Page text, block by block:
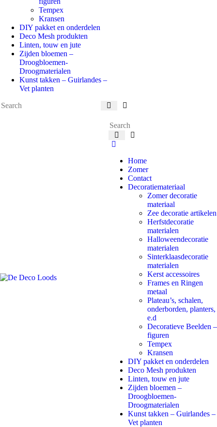
Tempex
Kransen
DIY pakket en onderdelen
Deco Mesh produkten
Linten, touw en jute
Zijden bloemen –
Droogbloemen-
Droogmaterialen
Kunst takken – Guirlandes –
Vet planten
Home
Zomer
Contact
Decoratiemateriaal
Zomer decoratie
materiaal
Zee decoratie artikelen
Herfstdecoratie
materialen
Halloweendecoratie
materialen
Sinterklaasdecoratie
materialen
Kerst accessoires
Frames en Ringen
metaal
Plateau’s, schalen,
onderborden, planters,
e.d
Decoratieve Beelden –
figuren
Tempex
Kransen
DIY pakket en onderdelen
Deco Mesh produkten
Linten, touw en jute
Zijden bloemen –
Droogbloemen-
Droogmaterialen
Kunst takken – Guirlandes –
Vet planten